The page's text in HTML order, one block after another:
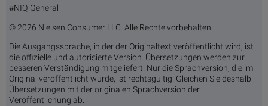
#NIQ-General
© 2026 Nielsen Consumer LLC. Alle Rechte vorbehalten.
Die Ausgangssprache, in der der Originaltext veröffentlicht wird, ist
die offizielle und autorisierte Version. Übersetzungen werden zur
besseren Verständigung mitgeliefert. Nur die Sprachversion, die im
Original veröffentlicht wurde, ist rechtsgültig. Gleichen Sie deshalb
Übersetzungen mit der originalen Sprachversion der
Veröffentlichung ab.